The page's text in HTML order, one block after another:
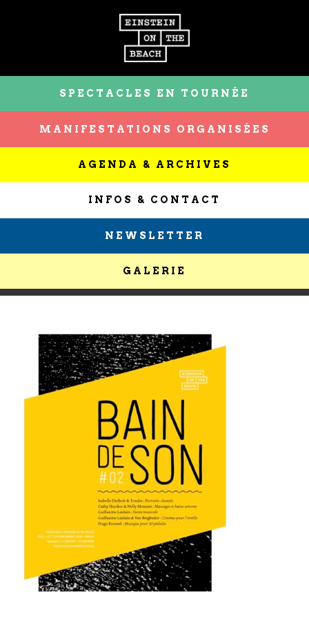
SPECTACLES EN TOURNÉE
MANIFESTATIONS ORGANISÉES
AGENDA & ARCHIVES
INFOS & CONTACT
NEWSLETTER
GALERIE